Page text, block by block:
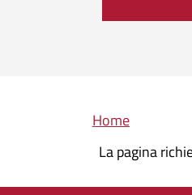
Briciole
Home
La pagina